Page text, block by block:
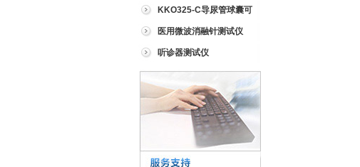
离力测试仪
KKO325-C导尿管球囊可
靠性测试仪
医用微波消融针测试仪
听诊器测试仪